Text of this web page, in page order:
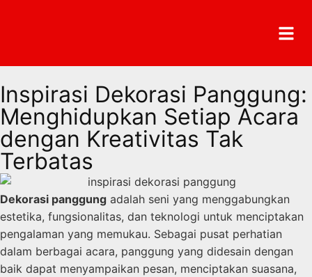
Inspirasi Dekorasi Panggung:
Menghidupkan Setiap Acara
dengan Kreativitas Tak
Terbatas
Dekorasi panggung adalah seni yang menggabungkan
estetika, fungsionalitas, dan teknologi untuk menciptakan
pengalaman yang memukau. Sebagai pusat perhatian
dalam berbagai acara, panggung yang didesain dengan
baik dapat menyampaikan pesan, menciptakan suasana,